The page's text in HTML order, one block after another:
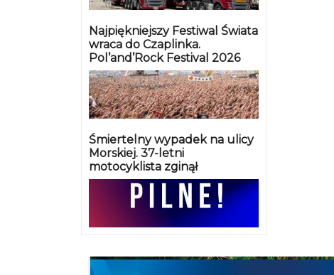
Najpiękniejszy Festiwal Świata
wraca do Czaplinka.
Pol’and’Rock Festival 2026
Śmiertelny wypadek na ulicy
Morskiej. 37-letni
motocyklista zginął